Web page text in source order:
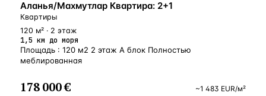
БЛИЗКО К МОРЮ
Аланья/Махмутлар Квартира: 2+1
Квартиры
120 м² · 2 этаж
1,5 км до моря
Площадь : 120 м2 2 этаж А блок Полностью
меблированная
178 000 € ~1 483 EUR/м²